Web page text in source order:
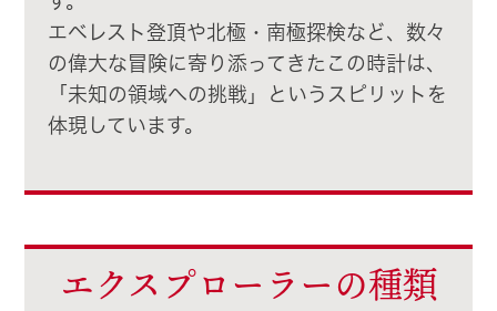
エベレスト登頂や北極・南極探検など、数々
の偉大な冒険に寄り添ってきたこの時計は、
「未知の領域への挑戦」というスピリットを
体現しています。
エクスプローラーの種類